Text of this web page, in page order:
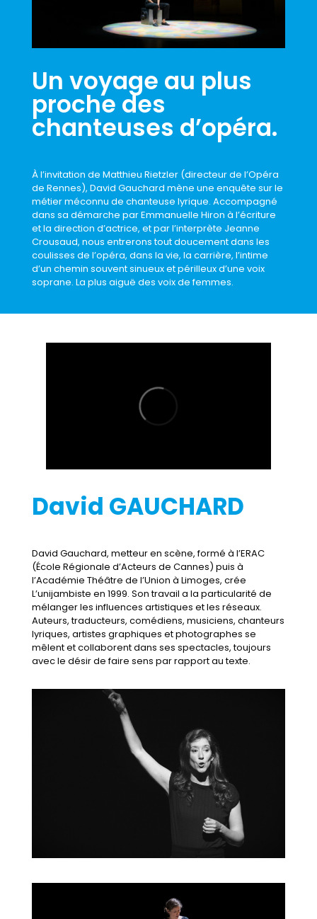
Un voyage au plus
proche des
chanteuses d’opéra.
À l’invitation de Matthieu Rietzler (directeur de l’Opéra
de Rennes), David Gauchard mène une enquête sur le
métier méconnu de chanteuse lyrique. Accompagné
dans sa démarche par Emmanuelle Hiron à l’écriture
et la direction d’actrice, et par l’interprète Jeanne
Crousaud, nous entrerons tout doucement dans les
coulisses de l’opéra, dans la vie, la carrière, l’intime
d’un chemin souvent sinueux et périlleux d’une voix
soprane. La plus aiguë des voix de femmes.
David GAUCHARD
David Gauchard, metteur en scène, formé à l’ERAC
(École Régionale d’Acteurs de Cannes) puis à
l’Académie Théâtre de l’Union à Limoges, crée
L’unijambiste en 1999. Son travail a la particularité de
mélanger les influences artistiques et les réseaux.
Auteurs, traducteurs, comédiens, musiciens, chanteurs
lyriques, artistes graphiques et photographes se
mêlent et collaborent dans ses spectacles, toujours
avec le désir de faire sens par rapport au texte.